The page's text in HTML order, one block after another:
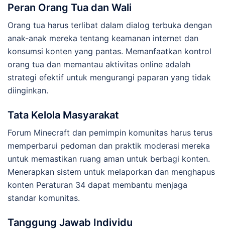
Peran Orang Tua dan Wali
Orang tua harus terlibat dalam dialog terbuka dengan
anak-anak mereka tentang keamanan internet dan
konsumsi konten yang pantas. Memanfaatkan kontrol
orang tua dan memantau aktivitas online adalah
strategi efektif untuk mengurangi paparan yang tidak
diinginkan.
Tata Kelola Masyarakat
Forum Minecraft dan pemimpin komunitas harus terus
memperbarui pedoman dan praktik moderasi mereka
untuk memastikan ruang aman untuk berbagi konten.
Menerapkan sistem untuk melaporkan dan menghapus
konten Peraturan 34 dapat membantu menjaga
standar komunitas.
Tanggung Jawab Individu